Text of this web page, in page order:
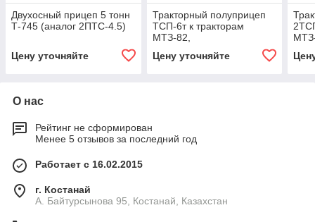
Двухосный прицеп 5 тонн
Т-745 (аналог 2ПТС-4.5)
Цену уточняйте
Тракторный полуприцеп
ТСП-6т к тракторам
МТЗ-82,
грузоподъемность 4,4 т,
объем 5 м3
Цену уточняйте
О нас
Рейтинг не сформирован
Менее 5 отзывов за последний год
Работает с 16.02.2015
г. Костанай
А. Байтурсынова 95, Костанай, Казахстан